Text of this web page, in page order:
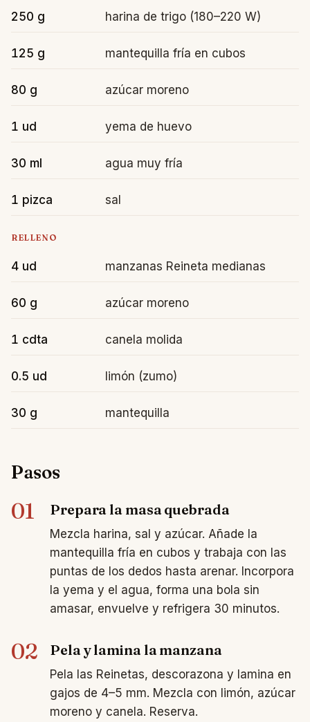
250 g harina de trigo (180–220 W)
125 g mantequilla fría en cubos
80 g azúcar moreno
1 ud yema de huevo
30 ml agua muy fría
1 pizca sal
RELLENO
4 ud manzanas Reineta medianas
60 g azúcar moreno
1 cdta canela molida
0.5 ud limón (zumo)
30 g mantequilla
Pasos
01 Prepara la masa quebrada
Mezcla harina, sal y azúcar. Añade la
mantequilla fría en cubos y trabaja con las
puntas de los dedos hasta arenar. Incorpora
la yema y el agua, forma una bola sin
amasar, envuelve y refrigera 30 minutos.
02 Pela y lamina la manzana
Pela las Reinetas, descorazona y lamina en
gajos de 4–5 mm. Mezcla con limón, azúcar
moreno y canela. Reserva.